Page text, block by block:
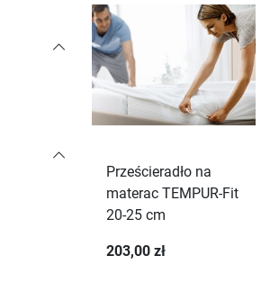
Prześcieradło na
materac TEMPUR-Fit
20-25 cm
203,00 zł